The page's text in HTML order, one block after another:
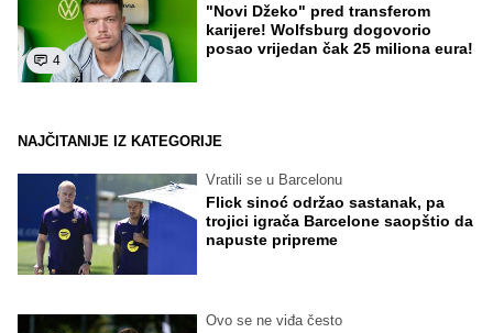
4
"Novi Džeko" pred transferom
karijere! Wolfsburg dogovorio
posao vrijedan čak 25 miliona eura!
NAJČITANIJE IZ KATEGORIJE
Vratili se u Barcelonu
Flick sinoć održao sastanak, pa
trojici igrača Barcelone saopštio da
napuste pripreme
Ovo se ne viđa često